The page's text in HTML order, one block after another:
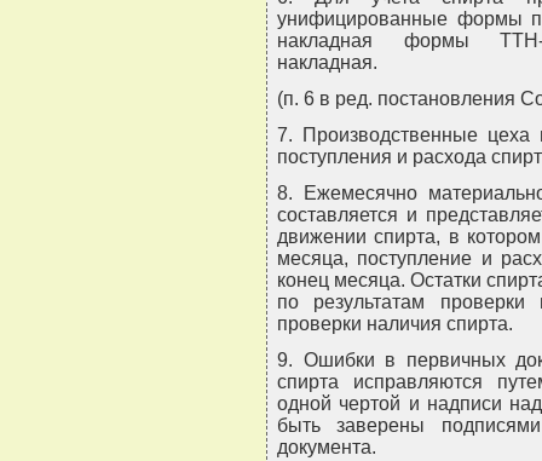
унифицированные формы
накладная формы ТТН-
накладная.
(п. 6 в ред. постановления
7. Производственные цеха
поступления и расхода
8. Ежемесячно
составляется и
движении спирта, в
месяца, поступление и
конец месяца. Остатки
по результатам
проверки наличия спирта.
9. Ошибки в первичных
спирта исправляются
одной чертой и надписи
быть заверены
документа.